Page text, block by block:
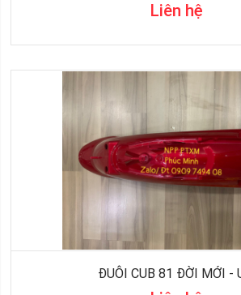
Liên hệ
ĐUÔI CUB 81 ĐỜI MỚI -